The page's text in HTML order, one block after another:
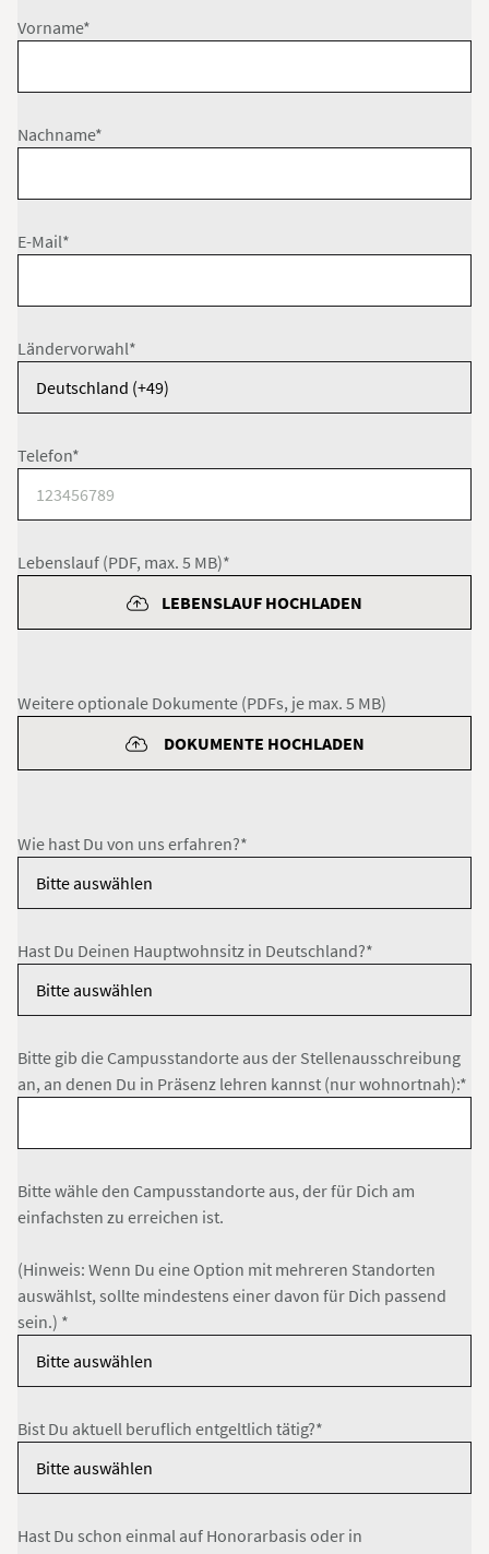
Vorname*
Nachname*
E-Mail*
Ländervorwahl*
Telefon*
Lebenslauf (PDF, max. 5 MB)*
LEBENSLAUF HOCHLADEN
Weitere optionale Dokumente (PDFs, je max. 5 MB)
DOKUMENTE HOCHLADEN
Wie hast Du von uns erfahren?*
Hast Du Deinen Hauptwohnsitz in Deutschland?*
Bitte gib die Campusstandorte aus der Stellenausschreibung
an, an denen Du in Präsenz lehren kannst (nur wohnortnah):*
Bitte wähle den Campusstandorte aus, der für Dich am
einfachsten zu erreichen ist.
(Hinweis: Wenn Du eine Option mit mehreren Standorten
auswählst, sollte mindestens einer davon für Dich passend
sein.) *
Bist Du aktuell beruflich entgeltlich tätig?*
Hast Du schon einmal auf Honorarbasis oder in